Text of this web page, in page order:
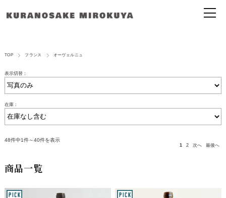
TOP フランス オーヴェルニュ
表示切替：
在庫：
48件中1件～40件を表示
1 2 次へ 最後へ
商品一覧